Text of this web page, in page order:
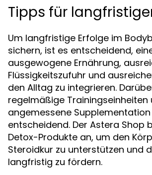
Tipps für
Um langfristige Erfolge im
sichern, ist es entscheidend,
ausgewogene Ernährung,
Flüssigkeitszufuhr und
den Alltag zu integrieren.
regelmäßige Trainingseinheiten
angemessene Supplementation
entscheidend. Der Astera Shop
Detox-Produkte an, um den
Steroidkur zu unterstützen und
langfristig zu fördern.